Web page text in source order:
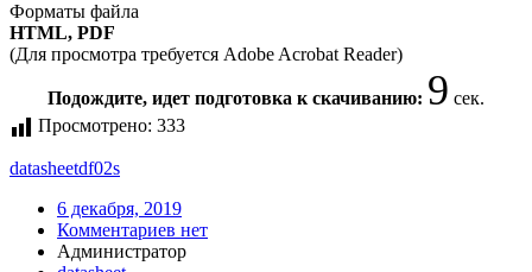
Форматы файла
HTML, PDF
(Для просмотра требуется Adobe Acrobat Reader)
Подождите, идет подготовка к скачиванию: 9 сек.
Просмотрено: 333
datasheetdf02s
6 декабря, 2019
Комментариев нет
Администратор